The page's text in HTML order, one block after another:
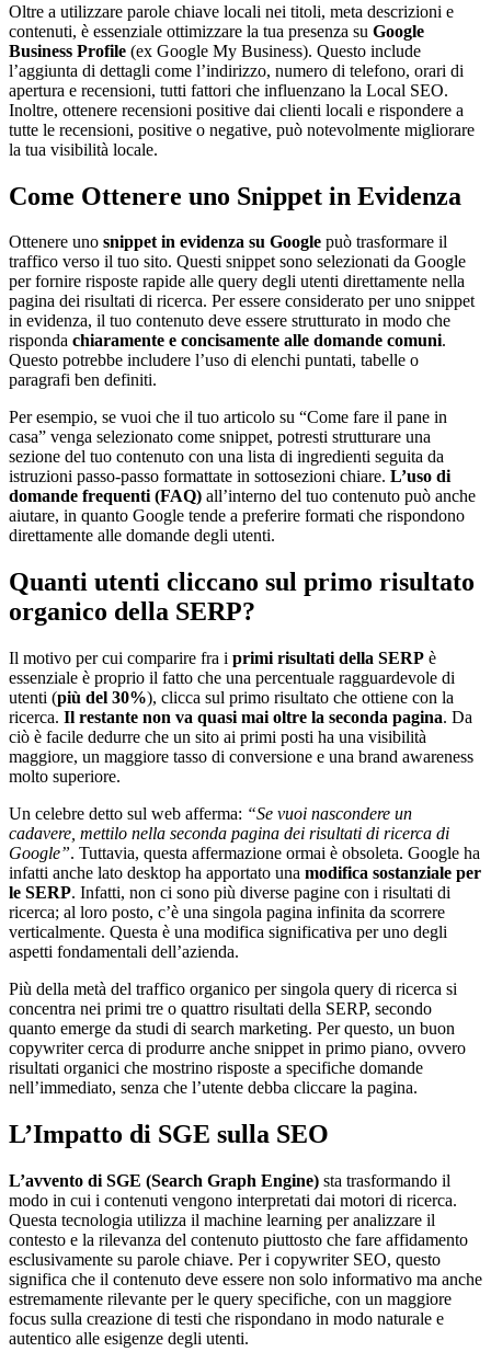
Oltre a utilizzare parole chiave locali nei titoli, meta descrizioni e
contenuti, è essenziale ottimizzare la tua presenza su Google
Business Profile (ex Google My Business). Questo include
l’aggiunta di dettagli come l’indirizzo, numero di telefono, orari di
apertura e recensioni, tutti fattori che influenzano la Local SEO.
Inoltre, ottenere recensioni positive dai clienti locali e rispondere a
tutte le recensioni, positive o negative, può notevolmente migliorare
la tua visibilità locale.
Come Ottenere uno Snippet in Evidenza
Ottenere uno snippet in evidenza su Google può trasformare il
traffico verso il tuo sito. Questi snippet sono selezionati da Google
per fornire risposte rapide alle query degli utenti direttamente nella
pagina dei risultati di ricerca. Per essere considerato per uno snippet
in evidenza, il tuo contenuto deve essere strutturato in modo che
risponda chiaramente e concisamente alle domande comuni.
Questo potrebbe includere l’uso di elenchi puntati, tabelle o
paragrafi ben definiti.
Per esempio, se vuoi che il tuo articolo su “Come fare il pane in
casa” venga selezionato come snippet, potresti strutturare una
sezione del tuo contenuto con una lista di ingredienti seguita da
istruzioni passo-passo formattate in sottosezioni chiare. L’uso di
domande frequenti (FAQ) all’interno del tuo contenuto può anche
aiutare, in quanto Google tende a preferire formati che rispondono
direttamente alle domande degli utenti.
Quanti utenti cliccano sul primo risultato
organico della SERP?
Il motivo per cui comparire fra i primi risultati della SERP è
essenziale è proprio il fatto che una percentuale ragguardevole di
utenti (più del 30%), clicca sul primo risultato che ottiene con la
ricerca. Il restante non va quasi mai oltre la seconda pagina. Da
ciò è facile dedurre che un sito ai primi posti ha una visibilità
maggiore, un maggiore tasso di conversione e una brand awareness
molto superiore.
Un celebre detto sul web afferma: “Se vuoi nascondere un
cadavere, mettilo nella seconda pagina dei risultati di ricerca di
Google”. Tuttavia, questa affermazione ormai è obsoleta. Google ha
infatti anche lato desktop ha apportato una modifica sostanziale per
le SERP. Infatti, non ci sono più diverse pagine con i risultati di
ricerca; al loro posto, c’è una singola pagina infinita da scorrere
verticalmente. Questa è una modifica significativa per uno degli
aspetti fondamentali dell’azienda.
Più della metà del traffico organico per singola query di ricerca si
concentra nei primi tre o quattro risultati della SERP, secondo
quanto emerge da studi di search marketing. Per questo, un buon
copywriter cerca di produrre anche snippet in primo piano, ovvero
risultati organici che mostrino risposte a specifiche domande
nell’immediato, senza che l’utente debba cliccare la pagina.
L’Impatto di SGE sulla SEO
L’avvento di SGE (Search Graph Engine) sta trasformando il
modo in cui i contenuti vengono interpretati dai motori di ricerca.
Questa tecnologia utilizza il machine learning per analizzare il
contesto e la rilevanza del contenuto piuttosto che fare affidamento
esclusivamente su parole chiave. Per i copywriter SEO, questo
significa che il contenuto deve essere non solo informativo ma anche
estremamente rilevante per le query specifiche, con un maggiore
focus sulla creazione di testi che rispondano in modo naturale e
autentico alle esigenze degli utenti.